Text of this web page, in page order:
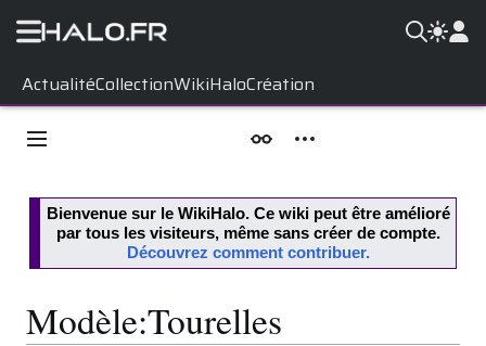
ActualitéCollectionWikiHaloCréation
contenu
Menu principal ApparenceOutils personnels
Bienvenue sur le WikiHalo. Ce wiki peut être amélioré
par tous les visiteurs, même sans créer de compte.
Découvrez comment contribuer.
Modèle:Tourelles